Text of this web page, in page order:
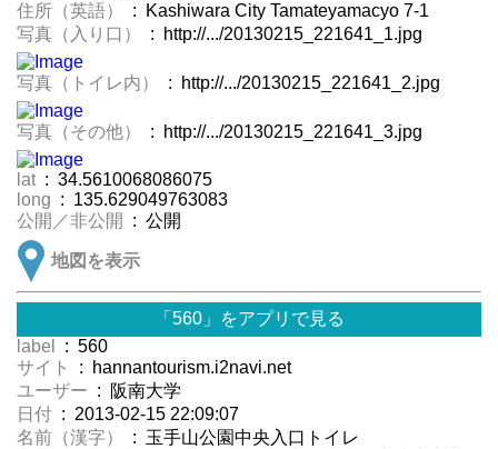
住所（英語）
: Kashiwara City Tamateyamacyo 7-1
写真（入り口）
: http://.../20130215_221641_1.jpg
写真（トイレ内） : http://.../20130215_221641_2.jpg
写真（その他） : http://.../20130215_221641_3.jpg
lat : 34.5610068086075
long : 135.629049763083
公開／非公開
: 公開
地図を表示
「560」をアプリで見る
label
: 560
サイト
: hannantourism.i2navi.net
ユーザー : 阪南大学
日付 : 2013-02-15 22:09:07
名前（漢字）
: 玉手山公園中央入口トイレ